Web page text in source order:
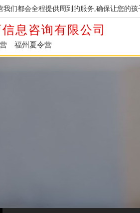
们都会全程提供周到的服务,确保让您的
信息咨询有限公司
福州夏令营